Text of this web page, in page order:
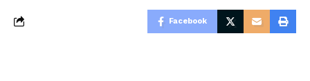
Facebook